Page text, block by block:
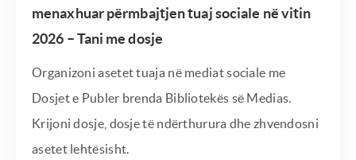
menaxhuar përmbajtjen tuaj sociale në vitin
2026 – Tani me dosje
Organizoni asetet tuaja në mediat sociale me
Dosjet e Publer brenda Bibliotekës së Medias.
Krijoni dosje, dosje të ndërthurura dhe zhvendosni
asetet lehtësisht.